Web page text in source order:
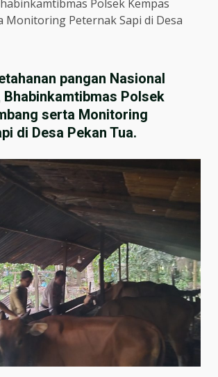
Polsek Kempas
Monitoring Peternak Sapi di Desa
pangan Nasional
Bhabinkamtibmas Polsek
serta Monitoring
di Desa Pekan Tua.